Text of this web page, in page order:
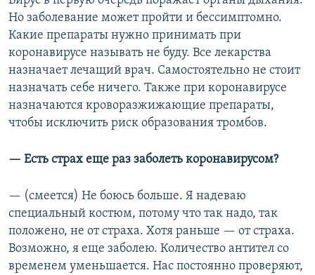
Но заболевание может пройти и бессимптомно.
Какие препараты нужно принимать при
коронавирусе называть не буду. Все лекарства
назначает лечащий врач. Самостоятельно не стоит
назначать себе ничего. Также при коронавирусе
назначаются кроворазжижающие препараты,
чтобы исключить риск образования тромбов.
— Есть страх еще раз заболеть коронавирусом?
— (смеется) Не боюсь больше. Я надеваю
специальный костюм, потому что так надо, так
положено, не от страха. Хотя раньше — от страха.
Возможно, я еще заболею. Количество антител со
временем уменьшается. Нас постоянно проверяют,